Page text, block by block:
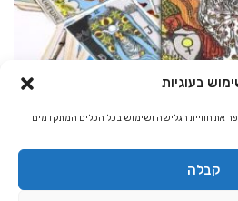
בעוגיות
את חוויית הגלישה ושימוש בכל הכלים המתקדמים
קבלה
בירח, השמש למרגלותיה, ועל ראשה כתר עם